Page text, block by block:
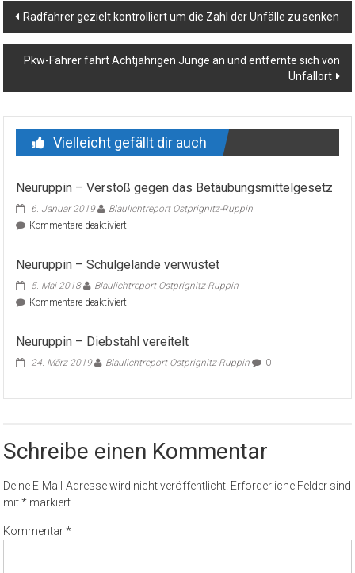
Beitragsnavigation
Radfahrer gezielt kontrolliert um die Zahl der Unfälle zu senken
Pkw-Fahrer fährt Achtjährigen Junge an und entfernte sich von
Unfallort
Vielleicht gefällt dir auch
Neuruppin – Verstoß gegen das Betäubungsmittelgesetz
6. Januar 2019
Blaulichtreport Ostprignitz-Ruppin
Kommentare deaktiviertfür
Verstoß
gegen
Neuruppin – Schulgelände verwüstet
5. Mai 2018
Blaulichtreport Ostprignitz-Ruppin
Kommentare deaktiviertfür
Schulgelände
verwüstet
Neuruppin – Diebstahl vereitelt
24. März 2019 Blaulichtreport Ostprignitz-Ruppin 0
Schreibe einen Kommentar
Deine E-Mail-Adresse wird nicht veröffentlicht. Erforderliche Felder sind
mit* markiert
Kommentar*